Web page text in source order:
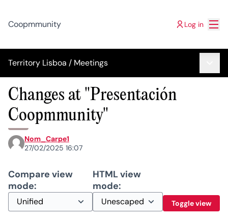
Coopmmunity Log in
Territory Lisboa / Meetings
Changes at "Presentación
Coopmmunity"
Nom_Carpe1
27/02/2025 16:07
Compare view
mode:
HTML view
mode:
Toggle view